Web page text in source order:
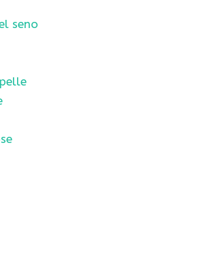
seno